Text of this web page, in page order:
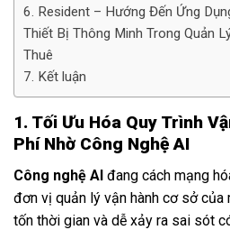
6. Resident – Hướng Đến Ứng
Thiết Bị Thông Minh Trong Quản
Thuê
7. Kết luận
1. Tối Ưu Hóa Quy Trình
Phí Nhờ Công Nghệ AI
Công nghệ AI đang cách mạng
đơn vị quản lý vận hành cơ sở của
tốn thời gian và dễ xảy ra sai sót